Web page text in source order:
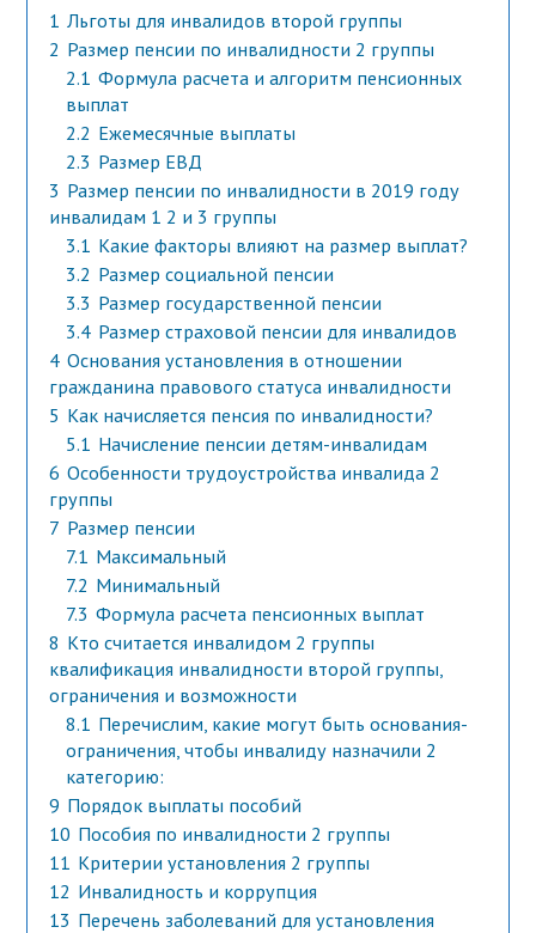
1 Льготы для инвалидов второй группы
2 Размер пенсии по инвалидности 2 группы
2.1 Формула расчета и алгоритм пенсионных
выплат
2.2 Ежемесячные выплаты
2.3 Размер ЕВД
3 Размер пенсии по инвалидности в 2019 году
инвалидам 1 2 и 3 группы
3.1 Какие факторы влияют на размер выплат?
3.2 Размер социальной пенсии
3.3 Размер государственной пенсии
3.4 Размер страховой пенсии для инвалидов
4 Основания установления в отношении
гражданина правового статуса инвалидности
5 Как начисляется пенсия по инвалидности?
5.1 Начисление пенсии детям-инвалидам
6 Особенности трудоустройства инвалида 2
группы
7 Размер пенсии
7.1 Максимальный
7.2 Минимальный
7.3 Формула расчета пенсионных выплат
8 Кто считается инвалидом 2 группы
квалификация инвалидности второй группы,
ограничения и возможности
8.1 Перечислим, какие могут быть основания-
ограничения, чтобы инвалиду назначили 2
категорию:
9 Порядок выплаты пособий
10 Пособия по инвалидности 2 группы
11 Критерии установления 2 группы
12 Инвалидность и коррупция
13 Перечень заболеваний для установления